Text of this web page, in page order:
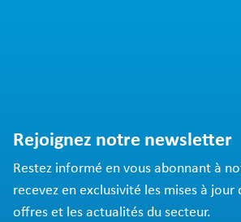
Rejoignez notre newsletter
Restez informé en vous abonnant à
recevez en exclusivité les mises à jour
offres et les actualités du secteur.